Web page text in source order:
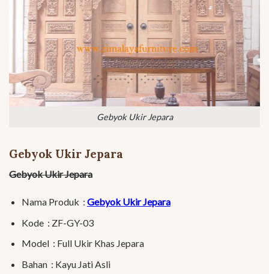
Gebyok Ukir Jepara
Gebyok Ukir Jepara
Gebyok Ukir Jepara
Nama Produk : Gebyok Ukir Jepara
Kode : ZF-GY-03
Model : Full Ukir Khas Jepara
Bahan : Kayu Jati Asli